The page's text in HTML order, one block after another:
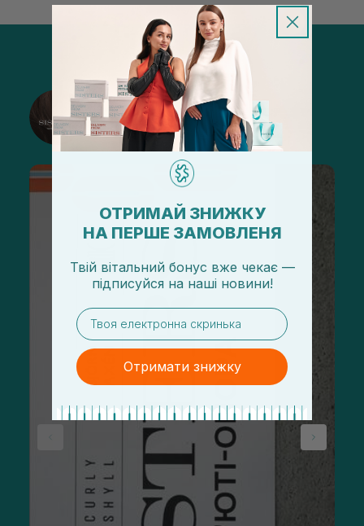
@sisters_stelmakh в Instagram
Подписаться
ОТРИМАЙ ЗНИЖКУ
НА ПЕРШЕ ЗАМОВЛЕНЯ
Твій вітальний бонус вже чекає —
підписуйся на наші новини!
email
Отримати знижку